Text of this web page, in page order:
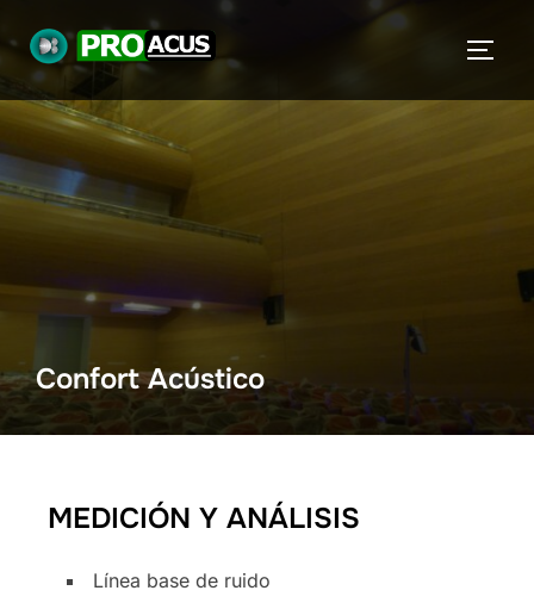
Confort Acústico
MEDICIÓN Y ANÁLISIS
Línea base de ruido